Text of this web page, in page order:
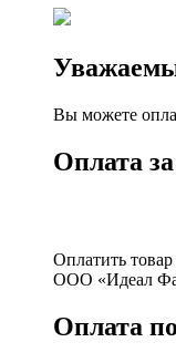
Вы можете
Оплата
Оплатить
ООО «Идеал
Оплата